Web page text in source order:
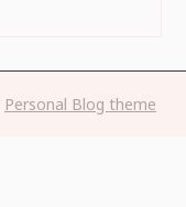
Personal Blog theme